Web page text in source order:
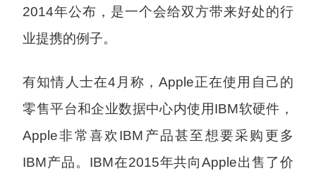
2014年公布，是一个会给双方带来好处的行
业提携的例子。
有知情人士在4月称，Apple正在使用自己的
零售平台和企业数据中心内使用IBM软硬件，
Apple非常喜欢IBM产品甚至想要采购更多
IBM产品。IBM在2015年共向Apple出售了价